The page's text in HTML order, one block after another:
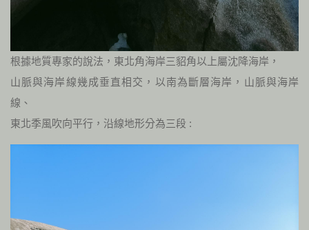
根據地質專家的說法，東北角海岸三貂角以上屬沈降海岸，
山脈與海岸線幾成垂直相交，以南為斷層海岸，山脈與海岸
線、
東北季風吹向平行，沿線地形分為三段 :